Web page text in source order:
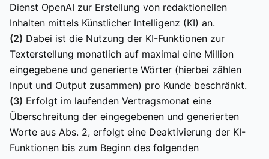
Dienst OpenAI zur Erstellung von redaktionellen
Inhalten mittels Künstlicher Intelligenz (KI) an.
(2) Dabei ist die Nutzung der KI-Funktionen zur
Texterstellung monatlich auf maximal eine Million
eingegebene und generierte Wörter (hierbei zählen
Input und Output zusammen) pro Kunde beschränkt.
(3) Erfolgt im laufenden Vertragsmonat eine
Überschreitung der eingegebenen und generierten
Worte aus Abs. 2, erfolgt eine Deaktivierung der KI-
Funktionen bis zum Beginn des folgenden